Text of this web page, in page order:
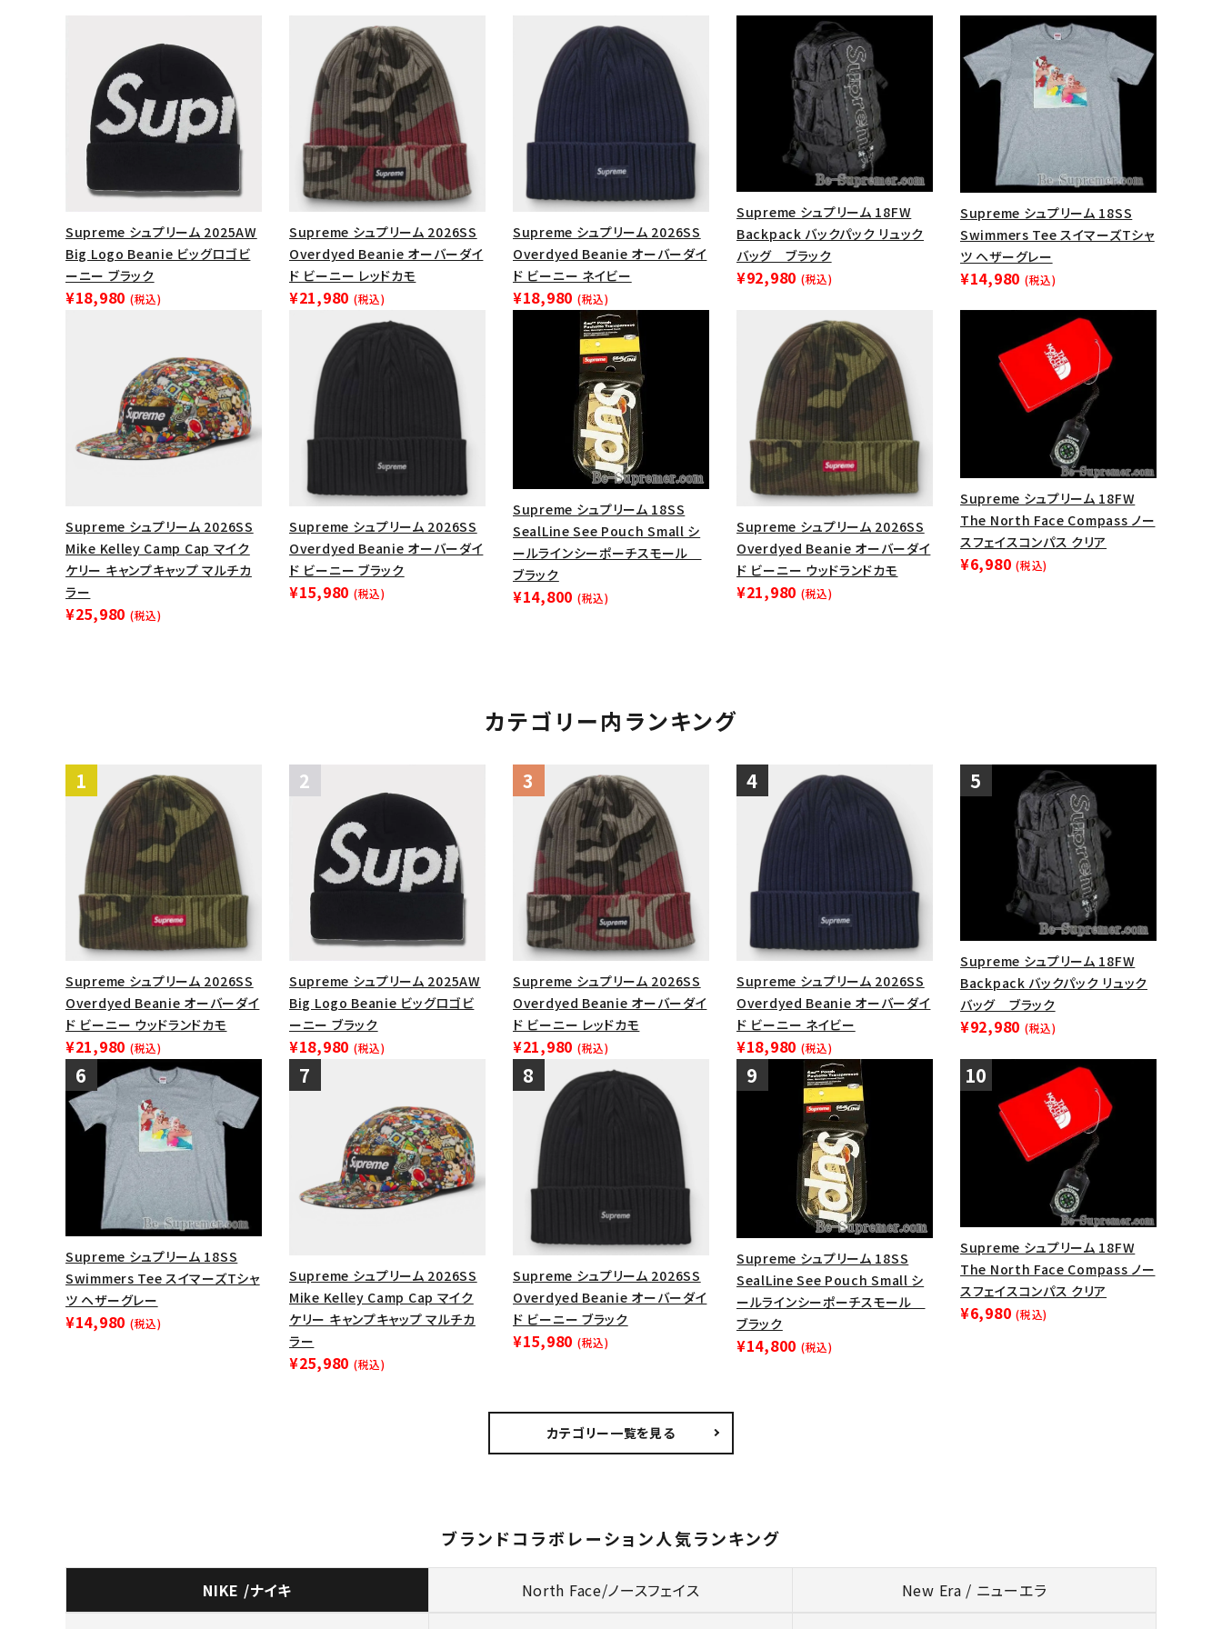
キーワードから探す
search
カテゴリーから探す コラボレーションブランドから探す
シーズンから探す 価格から探す
2025AW
2025SS
Tシャツ・ロングスリーブ
キャップ・ハット
パーカー・クルーネック
ショルダー・ウエストバッグ
ボックスロゴ
ブラックスウェット
在庫のない商品を表示する
絞り込んで検索する
Supreme シュプリーム 2025AW
Big Logo Beanie ビッグロゴビ
ーニー ブラック
¥18,980 (税込)
Supreme シュプリーム 2026SS
Overdyed Beanie オーバーダイ
ド ビーニー レッドカモ
¥21,980 (税込)
Supreme シュプリーム 2026SS
Overdyed Beanie オーバーダイ
ド ビーニー ネイビー
¥18,980 (税込)
Supreme シュプリーム 18FW
Backpack バックパック リュック
バッグ ブラック
¥92,980 (税込)
Supreme シュプリーム 18SS
Swimmers Tee スイマーズTシャ
ツ ヘザーグレー
¥14,980 (税込)
Supreme シュプリーム 2026SS
Mike Kelley Camp Cap マイク
ケリー キャンプキャップ マルチカ
ラー
¥25,980 (税込)
Supreme シュプリーム 2026SS
Overdyed Beanie オーバーダイ
ド ビーニー ブラック
¥15,980 (税込)
Supreme シュプリーム 18SS
SealLine See Pouch Small シ
ールラインシーポーチスモール
ブラック
¥14,800 (税込)
Supreme シュプリーム 2026SS
Overdyed Beanie オーバーダイ
ド ビーニー ウッドランドカモ
¥21,980 (税込)
Supreme シュプリーム 18FW
The North Face Compass ノー
スフェイスコンパス クリア
¥6,980 (税込)
カテゴリー内ランキング
Supreme シュプリーム 2026SS
Overdyed Beanie オーバーダイ
ド ビーニー ウッドランドカモ
¥21,980 (税込)
Supreme シュプリーム 2025AW
Big Logo Beanie ビッグロゴビ
ーニー ブラック
¥18,980 (税込)
Supreme シュプリーム 2026SS
Overdyed Beanie オーバーダイ
ド ビーニー レッドカモ
¥21,980 (税込)
Supreme シュプリーム 2026SS
Overdyed Beanie オーバーダイ
ド ビーニー ネイビー
¥18,980 (税込)
Supreme シュプリーム 18FW
Backpack バックパック リュック
バッグ ブラック
¥92,980 (税込)
Supreme シュプリーム 18SS
Swimmers Tee スイマーズTシャ
ツ ヘザーグレー
¥14,980 (税込)
Supreme シュプリーム 2026SS
Mike Kelley Camp Cap マイク
ケリー キャンプキャップ マルチカ
ラー
¥25,980 (税込)
Supreme シュプリーム 2026SS
Overdyed Beanie オーバーダイ
ド ビーニー ブラック
¥15,980 (税込)
Supreme シュプリーム 18SS
SealLine See Pouch Small シ
ールラインシーポーチスモール
ブラック
¥14,800 (税込)
Supreme シュプリーム 18FW
The North Face Compass ノー
スフェイスコンパス クリア
¥6,980 (税込)
カテゴリー一覧を見る
ブランドコラボレーション人気ランキング
NIKE /ナイキ North Face/ノースフェイス New Era / ニューエラ